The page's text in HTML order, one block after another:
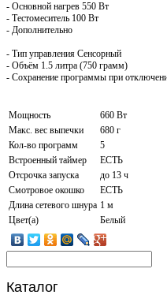
- Основной нагрев 550 Вт
- Тестомеситель 100 Вт
- Дополнительно
- Тип управления Сенсорный
- Объём 1.5 литра (750 грамм)
- Сохранение программы при
Мощность
660 Вт
Макс. вес выпечки
680 г
Кол-во программ
5
Встроенный таймер
ЕСТЬ
Отсрочка запуска
до 13 ч
Смотровое окошко
ЕСТЬ
Длина сетевого шнура 1 м
Цвет(а)
Белый
Каталог